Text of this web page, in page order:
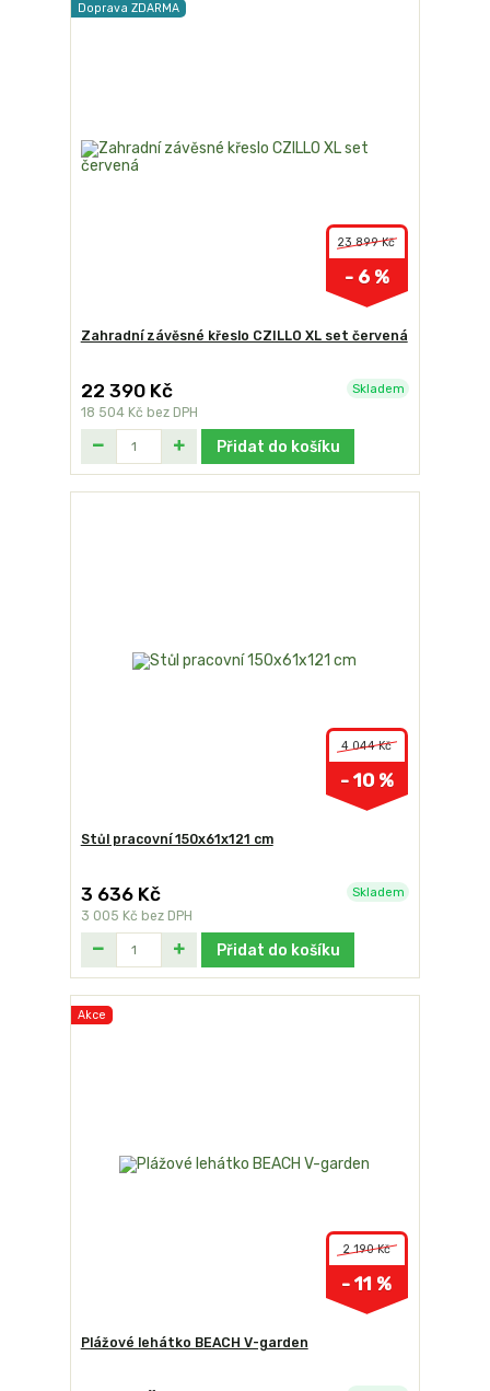
Doprava ZDARMA
23 899 Kč
- 6 %
Zahradní závěsné křeslo CZILLO XL set červená
22 390 Kč
18 504 Kč bez DPH
Skladem
Přidat do košíku
4 044 Kč
- 10 %
Stůl pracovní 150x61x121 cm
3 636 Kč
3 005 Kč bez DPH
Skladem
Přidat do košíku
Akce
2 190 Kč
- 11 %
Plážové lehátko BEACH V-garden